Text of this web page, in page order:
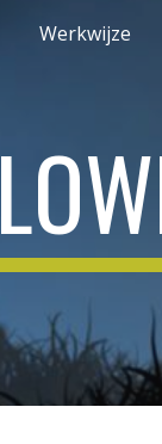
to navigation
Werkwijze